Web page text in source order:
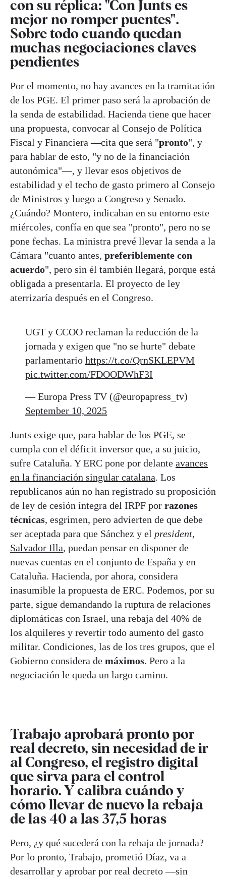
con su réplica: "Con Junts es
mejor no romper puentes".
Sobre todo cuando quedan
muchas negociaciones claves
pendientes
Por el momento, no hay avances en la tramitación
de los PGE. El primer paso será la aprobación de
la senda de estabilidad. Hacienda tiene que hacer
una propuesta, convocar al Consejo de Política
Fiscal y Financiera —cita que será "pronto", y
para hablar de esto, "y no de la financiación
autonómica"—, y llevar esos objetivos de
estabilidad y el techo de gasto primero al Consejo
de Ministros y luego a Congreso y Senado.
¿Cuándo? Montero, indicaban en su entorno este
miércoles, confía en que sea "pronto", pero no se
pone fechas. La ministra prevé llevar la senda a la
Cámara "cuanto antes, preferiblemente con
acuerdo", pero sin él también llegará, porque está
obligada a presentarla. El proyecto de ley
aterrizaría después en el Congreso.
UGT y CCOO reclaman la reducción de la
jornada y exigen que "no se hurte" debate
parlamentario https://t.co/QrnSKLEPVM
pic.twitter.com/FDOODWhF3I
— Europa Press TV (@europapress_tv)
September 10, 2025
Junts exige que, para hablar de los PGE, se
cumpla con el déficit inversor que, a su juicio,
sufre Cataluña. Y ERC pone por delante avances
en la financiación singular catalana. Los
republicanos aún no han registrado su proposición
de ley de cesión íntegra del IRPF por razones
técnicas, esgrimen, pero advierten de que debe
ser aceptada para que Sánchez y el president,
Salvador Illa, puedan pensar en disponer de
nuevas cuentas en el conjunto de España y en
Cataluña. Hacienda, por ahora, considera
inasumible la propuesta de ERC. Podemos, por su
parte, sigue demandando la ruptura de relaciones
diplomáticas con Israel, una rebaja del 40% de
los alquileres y revertir todo aumento del gasto
militar. Condiciones, las de los tres grupos, que el
Gobierno considera de máximos. Pero a la
negociación le queda un largo camino.
Trabajo aprobará pronto por
real decreto, sin necesidad de ir
al Congreso, el registro digital
que sirva para el control
horario. Y calibra cuándo y
cómo llevar de nuevo la rebaja
de las 40 a las 37,5 horas
Pero, ¿y qué sucederá con la rebaja de jornada?
Por lo pronto, Trabajo, prometió Díaz, va a
desarrollar y aprobar por real decreto —sin